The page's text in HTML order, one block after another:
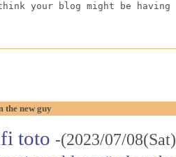
your blog might be
the new guy
toto -(2023/07/